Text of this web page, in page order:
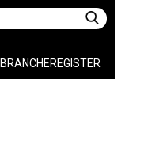
BRANCHEREGISTER